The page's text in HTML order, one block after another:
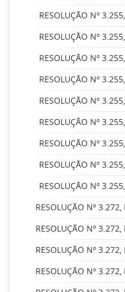
RESOLUÇÃO Nº
RESOLUÇÃO Nº
RESOLUÇÃO Nº
RESOLUÇÃO Nº
RESOLUÇÃO Nº
RESOLUÇÃO Nº
RESOLUÇÃO Nº
RESOLUÇÃO Nº
RESOLUÇÃO Nº
RESOLUÇÃO Nº
RESOLUÇÃO Nº
RESOLUÇÃO Nº
RESOLUÇÃO Nº